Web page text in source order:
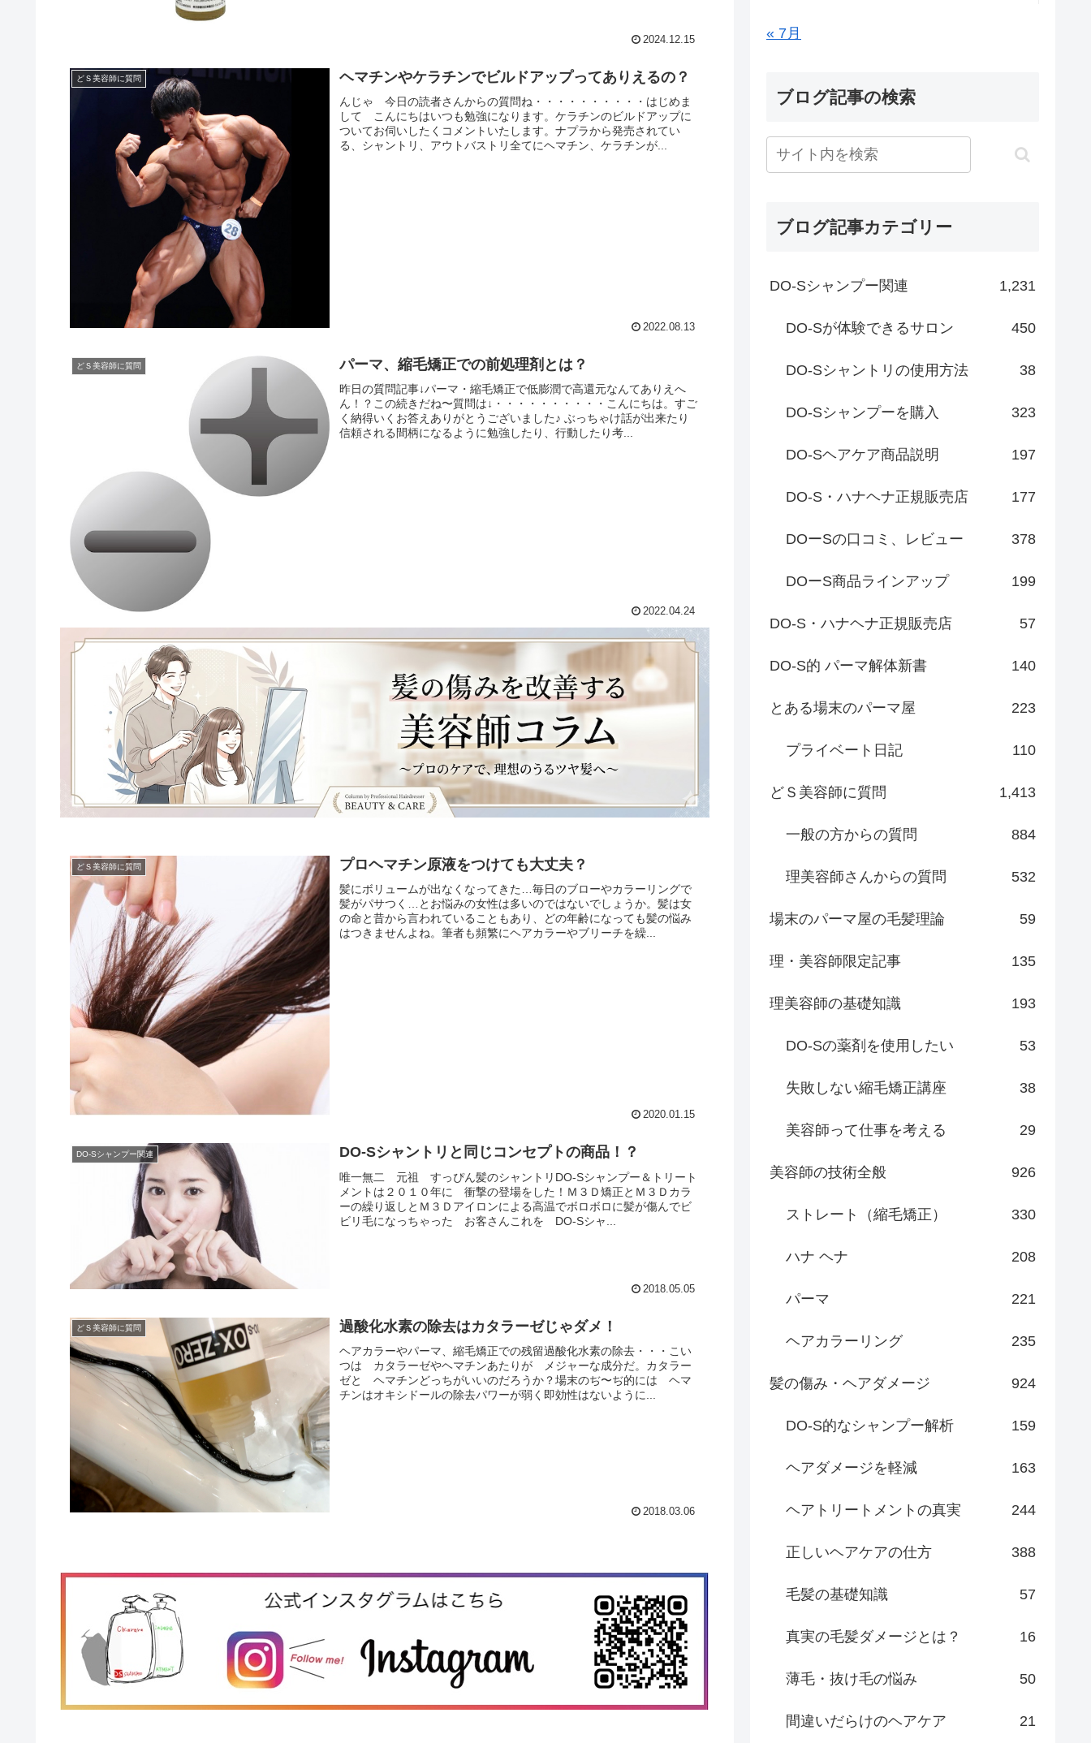
2024.12.15
どＳ美容師に質問 ヘマチンやケラチンでビルドアップってありえるの？
んじゃ 今日の読者さんからの質問ね・・・・・・・・・・はじめま
して こんにちはいつも勉強になります。ケラチンのビルドアップに
ついてお伺いしたくコメントいたします。ナプラから発売されてい
る、シャントリ、アウトバストリ全てにヘマチン、ケラチンが...
2022.08.13
どＳ美容師に質問 パーマ、縮毛矯正での前処理剤とは？
昨日の質問記事↓パーマ・縮毛矯正で低膨潤で高還元なんてありえへ
ん！？この続きだね〜質問は↓・・・・・・・・・・こんにちは。すご
く納得いくお答えありがとうございました♪ ぶっちゃけ話が出来たり
信頼される間柄になるように勉強したり、行動したり考...
2022.04.24
どＳ美容師に質問 プロヘマチン原液をつけても大丈夫？
髪にボリュームが出なくなってきた…毎日のブローやカラーリングで
髪がパサつく…とお悩みの女性は多いのではないでしょうか。髪は女
の命と昔から言われていることもあり、どの年齢になっても髪の悩み
はつきませんよね。筆者も頻繁にヘアカラーやブリーチを繰...
2020.01.15
DO-Sシャンプー関連 DO-Sシャントリと同じコンセプトの商品！？
唯一無二 元祖 すっぴん髪のシャントリDO-Sシャンプー＆トリート
メントは２０１０年に 衝撃の登場をした！Ｍ３Ｄ矯正とＭ３Ｄカラ
ーの繰り返しとＭ３Ｄアイロンによる高温でボロボロに髪が傷んでビ
ビリ毛になっちゃった お客さんこれを DO-Sシャ...
2018.05.05
どＳ美容師に質問 過酸化水素の除去はカタラーゼじゃダメ！
ヘアカラーやパーマ、縮毛矯正での残留過酸化水素の除去・・・こい
つは カタラーゼやヘマチンあたりが メジャーな成分だ。カタラー
ゼと ヘマチンどっちがいいのだろうか？場末のぢ〜ぢ的には ヘマ
チンはオキシドールの除去パワーが弱く即効性はないように...
2018.03.06
« 7月
ブログ記事の検索
ブログ記事カテゴリー
DO-Sシャンプー関連 1,231
DO-Sが体験できるサロン 450
DO-Sシャントリの使用方法 38
DO-Sシャンプーを購入 323
DO-Sヘアケア商品説明 197
DO-S・ハナヘナ正規販売店 177
DOーSの口コミ、レビュー 378
DOーS商品ラインアップ 199
DO-S・ハナヘナ正規販売店 57
DO-S的 パーマ解体新書 140
とある場末のパーマ屋 223
プライベート日記 110
どＳ美容師に質問 1,413
一般の方からの質問 884
理美容師さんからの質問 532
場末のパーマ屋の毛髪理論 59
理・美容師限定記事 135
理美容師の基礎知識 193
DO-Sの薬剤を使用したい 53
失敗しない縮毛矯正講座 38
美容師って仕事を考える 29
美容師の技術全般 926
ストレート（縮毛矯正） 330
ハナ ヘナ 208
パーマ 221
ヘアカラーリング 235
髪の傷み・ヘアダメージ 924
DO-S的なシャンプー解析 159
ヘアダメージを軽減 163
ヘアトリートメントの真実 244
正しいヘアケアの仕方 388
毛髪の基礎知識 57
真実の毛髪ダメージとは？ 16
薄毛・抜け毛の悩み 50
間違いだらけのヘアケア 21